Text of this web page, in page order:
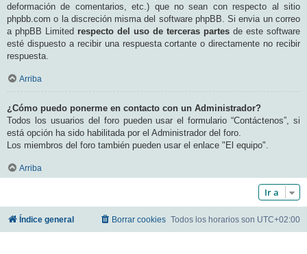
deformación de comentarios, etc.) que no sean con respecto al sitio
phpbb.com o la discreción misma del software phpBB. Si envia un correo
a phpBB Limited respecto del uso de terceras partes de este software
esté dispuesto a recibir una respuesta cortante o directamente no recibir
respuesta.
Arriba
¿Cómo puedo ponerme en contacto con un Administrador?
Todos los usuarios del foro pueden usar el formulario “Contáctenos”, si
está opción ha sido habilitada por el Administrador del foro.
Los miembros del foro también pueden usar el enlace "El equipo".
Arriba
Ir a
Índice general Todos los horarios son UTC+02:00
Borrar cookies